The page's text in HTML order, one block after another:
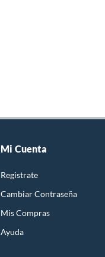
Mi Cuenta
Registrate
Cambiar Contraseña
Mis Compras
Ayuda